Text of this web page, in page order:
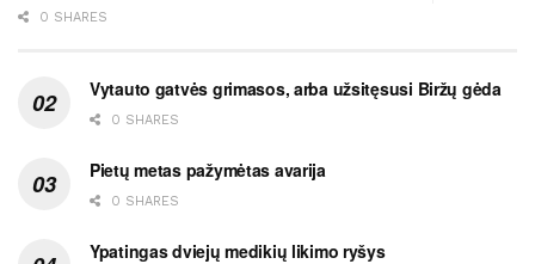
0 SHARES
Vytauto gatvės grimasos, arba užsitęsusi Biržų gėda
0 SHARES
Pietų metas pažymėtas avarija
0 SHARES
Ypatingas dviejų medikių likimo ryšys